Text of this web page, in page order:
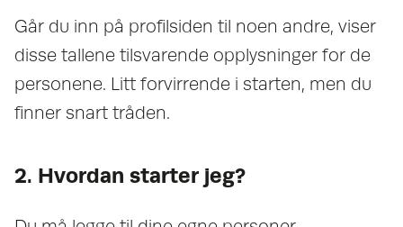
Går du inn på profilsiden til noen andre, viser
disse tallene tilsvarende opplysninger for de
personene. Litt forvirrende i starten, men du
finner snart tråden.
2. Hvordan starter jeg?